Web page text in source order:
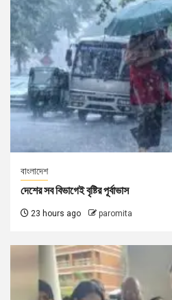
বাংলাদেশ
দেশের সব বিভাগেই বৃষ্টির পূর্বাভাস
23 hours ago paromita